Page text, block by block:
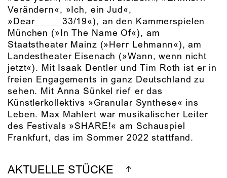
Verändern«, »Ich, ein Jud«,
»Dear_____33/19«), an den Kammerspielen
München (»In The Name Of«), am
Staatstheater Mainz (»Herr Lehmann«), am
Landestheater Eisenach (»Wann, wenn nicht
jetzt«). Mit Isaak Dentler und Tim Roth ist er in
freien Engagements in ganz Deutschland zu
sehen. Mit Anna Sünkel rief er das
Künstlerkollektivs »Granular Synthese« ins
Leben. Max Mahlert war musikalischer Leiter
des Festivals »SHARE!« am Schauspiel
Frankfurt, das im Sommer 2022 stattfand.
AKTUELLE STÜCKE